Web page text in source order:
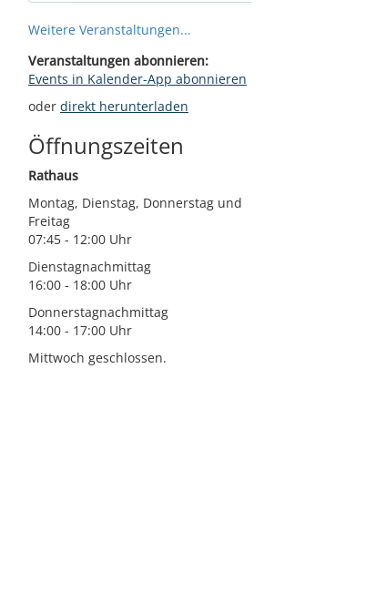
Weitere Veranstaltungen...
Veranstaltungen abonnieren:
Events in Kalender-App abonnieren
oder direkt herunterladen
Öffnungszeiten
Rathaus
Montag, Dienstag, Donnerstag und
Freitag
07:45 - 12:00 Uhr
Dienstagnachmittag
16:00 - 18:00 Uhr
Donnerstagnachmittag
14:00 - 17:00 Uhr
Mittwoch geschlossen.